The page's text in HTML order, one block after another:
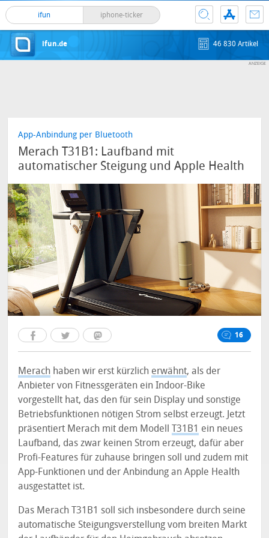
ifun iphone-ticker
ifun.de 46 830 Artikel
App-Anbindung per Bluetooth
Merach T31B1: Laufband mit
automatischer Steigung und Apple Health
16
Merach haben wir erst kürzlich erwähnt, als der
Anbieter von Fitnessgeräten ein Indoor-Bike
vorgestellt hat, das den für sein Display und sonstige
Betriebsfunktionen nötigen Strom selbst erzeugt. Jetzt
präsentiert Merach mit dem ModellT31B1 ein neues
Laufband, das zwar keinen Strom erzeugt, dafür aber
Profi-Features für zuhause bringen soll und zudem mit
App-Funktionen und der Anbindung an Apple Health
ausgestattet ist.
Das Merach T31B1 soll sich insbesondere durch seine
automatische Steigungsverstellung vom breiten Markt